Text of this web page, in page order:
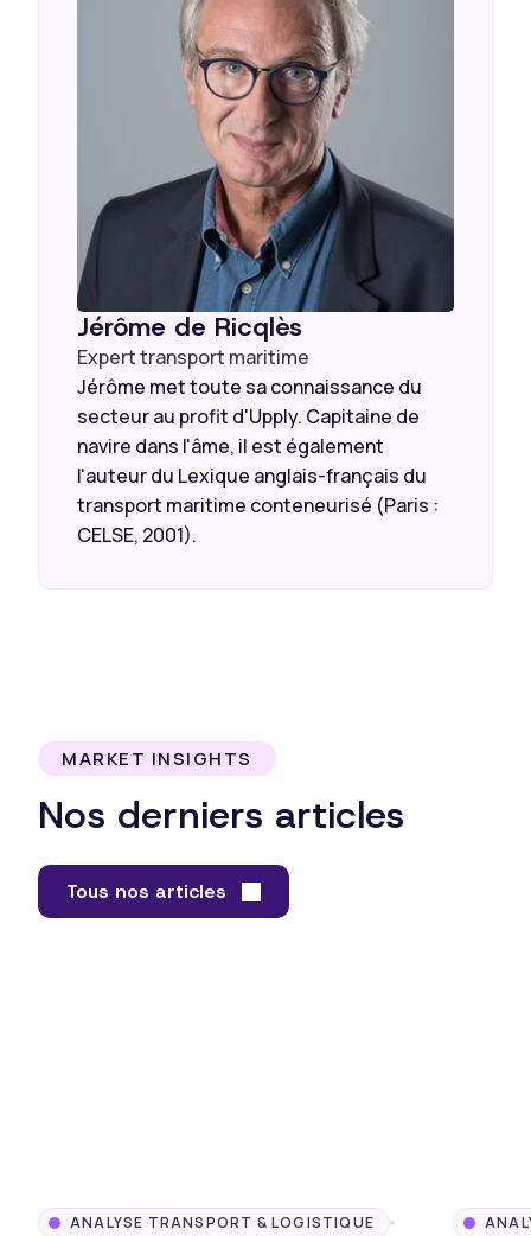
Jérôme de Ricqlès
Expert transport maritime
Jérôme met toute sa connaissance du
secteur au profit d'Upply. Capitaine de
navire dans l'âme, il est également
l'auteur du Lexique anglais-français du
transport maritime conteneurisé (Paris :
CELSE, 2001).
MARKET INSIGHTS
Nos derniers articles
Tous nos articles
ANALYSE TRANSPORT & LOGISTIQUE